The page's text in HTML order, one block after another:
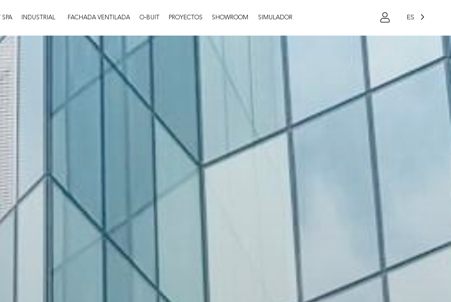
SPA INDUSTRIAL FACHADA VENTILADA O-BUIT PROYECTOS SHOWROOM SIMULADOR ES